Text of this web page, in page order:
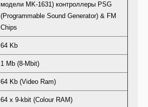
модели MK-1631) контроллеры PSG
(Programmable Sound Generator) & FM
Chips
64 Kb
1 Mb (8-Mbit)
64 Kb (Video Ram)
64 x 9-kbit (Colour RAM)